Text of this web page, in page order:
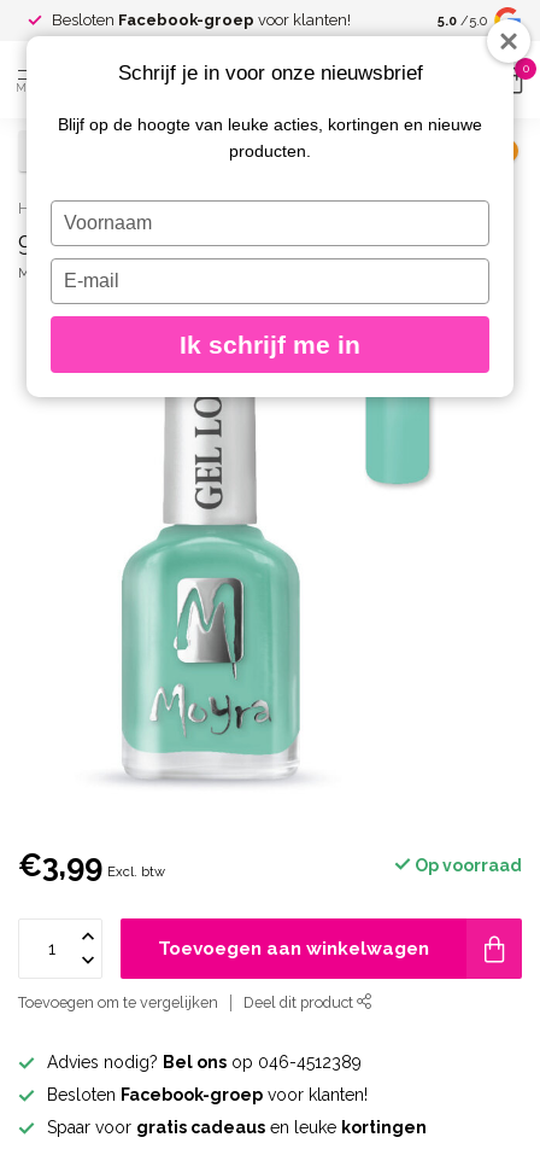
Besloten Facebook-groep voor klanten! Spaar voor
kortingen
5.0 /5.0
MENU
0
Home / 997 Gel Look Nagellak Esther
997 Gel Look Nagellak Esther
MOYRA
€3,99 Excl. btw Op voorraad
Toevoegen aan winkelwagen
Toevoegen om te vergelijken Deel dit product
Advies nodig? Bel ons op 046-4512389
Besloten Facebook-groep voor klanten!
Spaar voor gratis cadeaus en leuke kortingen
Schrijf je in voor onze nieuwsbrief
Blijf op de hoogte van leuke acties, kortingen en nieuwe
producten.
Typ
je
naam
Typ
je
e-
in
Ik schrijf me in